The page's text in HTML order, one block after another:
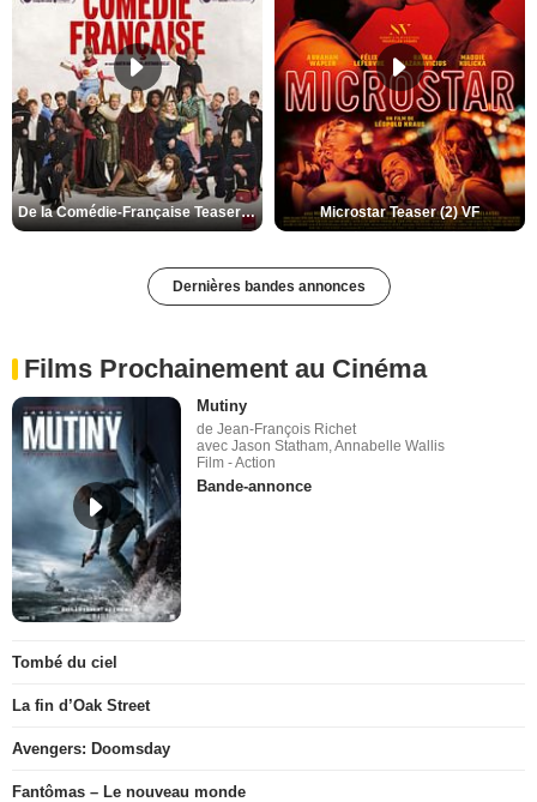
De la Comédie-Française Teaser (3) VF Microstar Teaser (2) VF
Dernières bandes annonces
Films Prochainement au Cinéma
Mutiny
de Jean-François Richet
avec Jason Statham, Annabelle Wallis
Film - Action
Bande-annonce
Tombé du ciel
La fin d’Oak Street
Avengers: Doomsday
Fantômas – Le nouveau monde